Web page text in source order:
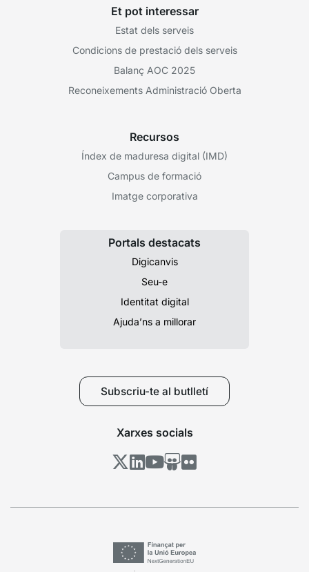
Et pot interessar
Estat dels serveis
Condicions de prestació dels serveis
Balanç AOC 2025
Reconeixements Administració Oberta
Recursos
Índex de maduresa digital (IMD)
Campus de formació
Imatge corporativa
Portals destacats
Digicanvis
Seu-e
Identitat digital
Ajuda’ns a millorar
Subscriu-te al butlletí
Xarxes socials